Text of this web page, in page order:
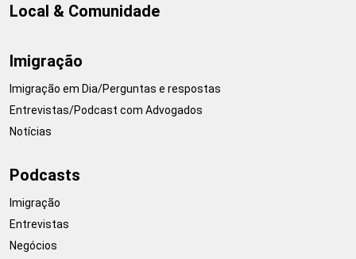
Local & Comunidade
Imigração
Imigração em Dia/Perguntas e respostas
Entrevistas/Podcast com Advogados
Notícias
Podcasts
Imigração
Entrevistas
Negócios